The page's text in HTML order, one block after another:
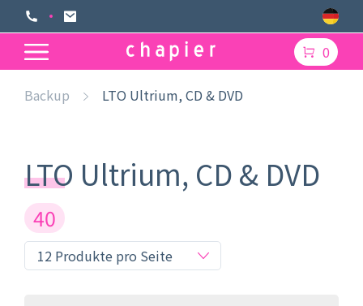
0
Backup LTO Ultrium, CD & DVD
LTO Ultrium, CD & DVD
40